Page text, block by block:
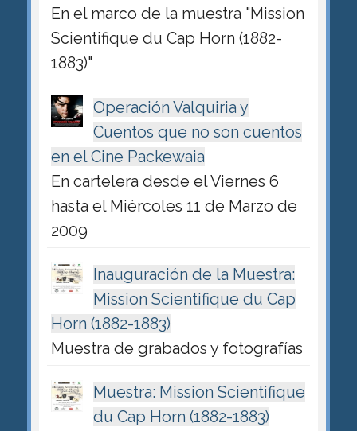
En el marco de la muestra "Mission
Scientifique du Cap Horn (1882-
1883)"
Operación Valquiria y
Cuentos que no son cuentos
en el Cine Packewaia
En cartelera desde el Viernes 6
hasta el Miércoles 11 de Marzo de
2009
Inauguración de la Muestra:
Mission Scientifique du Cap
Horn (1882-1883)
Muestra de grabados y fotografías
Muestra: Mission Scientifique
du Cap Horn (1882-1883)